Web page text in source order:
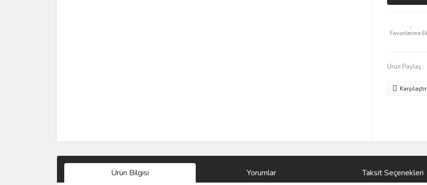
Ürün Paylaş :
Karşılaştır
Ürün Bilgisi Yorumlar Taksit Seçenekleri